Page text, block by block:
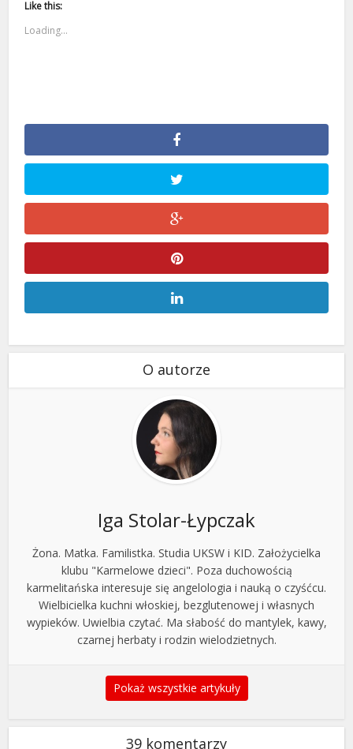
Like this:
Loading...
O autorze
Iga Stolar-Łypczak
Żona. Matka. Familistka. Studia UKSW i KID. Założycielka
klubu "Karmelowe dzieci". Poza duchowością
karmelitańska interesuje się angelologia i nauką o czyśćcu.
Wielbicielka kuchni włoskiej, bezglutenowej i własnych
wypieków. Uwielbia czytać. Ma słabość do mantylek, kawy,
czarnej herbaty i rodzin wielodzietnych.
Pokaż wszystkie artykuły
39 komentarzy